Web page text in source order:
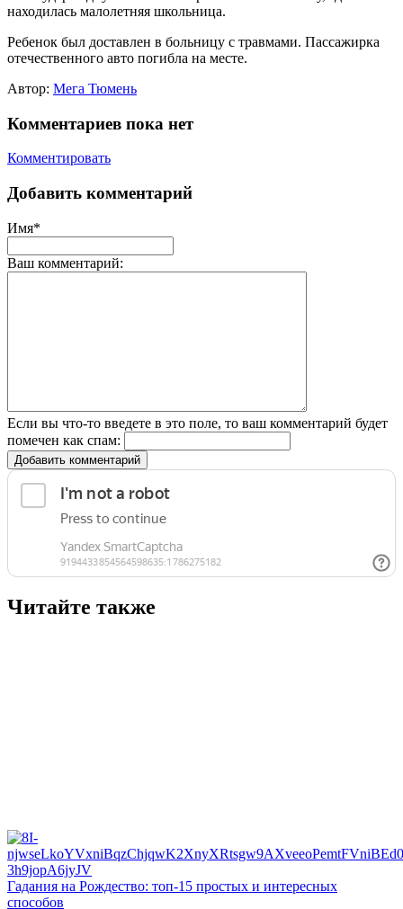
находилась малолетняя школьница.
Ребенок был доставлен в больницу с травмами. Пассажирка
отечественного авто погибла на месте.
Автор: Мега Тюмень
Комментариев пока нет
Комментировать
Добавить комментарий
Имя*
Ваш комментарий:
Если вы что-то введете в это поле, то ваш комментарий будет
помечен как спам:
Добавить комментарий
Читайте также
Гадания на Рождество: топ-15 простых и интересных
способов